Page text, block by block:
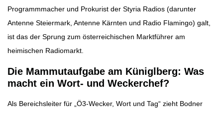
Programmmacher und Prokurist der Styria Radios (darunter
Antenne Steiermark, Antenne Kärnten und Radio Flamingo) galt,
ist das der Sprung zum österreichischen Marktführer am
heimischen Radiomarkt.
Die Mammutaufgabe am Küniglberg: Was
macht ein Wort- und Weckerchef?
Als Bereichsleiter für „Ö3-Wecker, Wort und Tag“ zieht Bodner